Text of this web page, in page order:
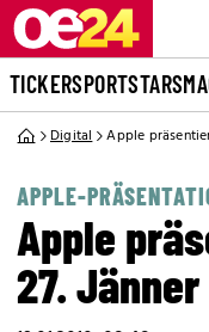
TICKERSPORTSTARS
Digital Apple
APPLE-
Apple
27. Jänner